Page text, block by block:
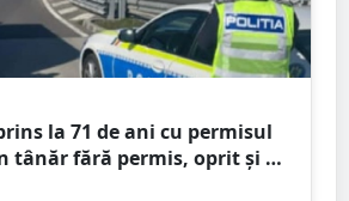
la 71 de ani cu permisul
tânăr fără permis, oprit și el